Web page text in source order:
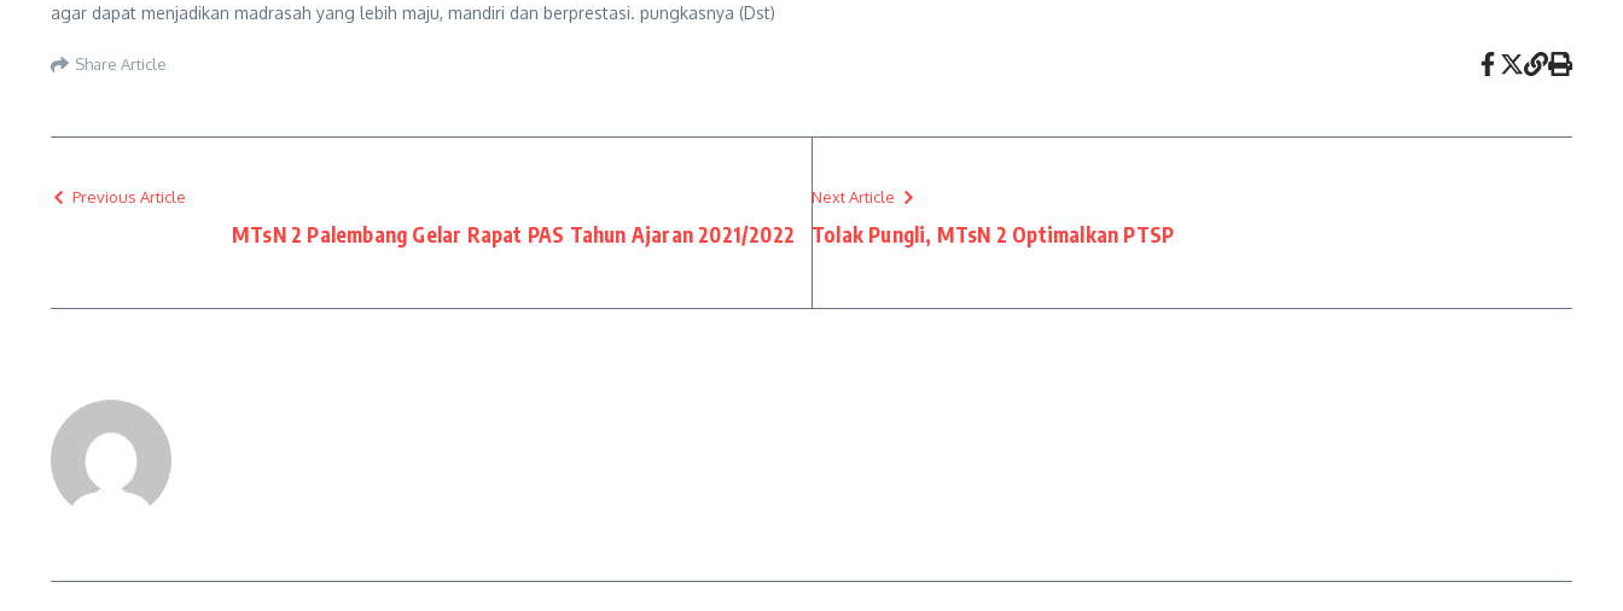
agar dapat menjadikan madrasah yang lebih maju, mandiri dan berprestasi. pungkasnya (Dst)
Share Article
Previous Article
MTsN 2 Palembang Gelar Rapat PAS Tahun Ajaran 2021/2022
Next Article
Tolak Pungli, MTsN 2 Optimalkan PTSP